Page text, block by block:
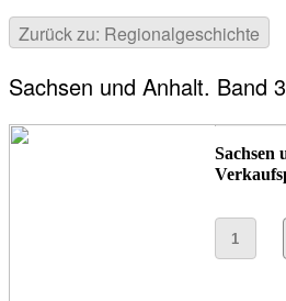
Zurück zu: Regionalgeschichte
Sachsen und Anhalt. Band
Sachsen